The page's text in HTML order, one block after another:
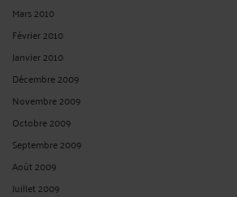
Mars 2010
Février 2010
Janvier 2010
Décembre 2009
Novembre 2009
Octobre 2009
Septembre 2009
Août 2009
Juillet 2009